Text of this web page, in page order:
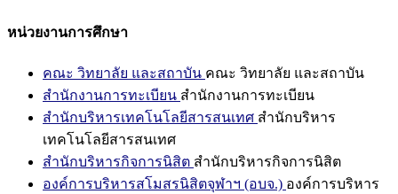
หน่วยงานการศึกษา
คณะ วิทยาลัย และสถาบัน คณะ วิทยาลัย และสถาบัน
สำนักงานการทะเบียน สำนักงานการทะเบียน
สำนักบริหารเทคโนโลยีสารสนเทศ สำนักบริหาร
เทคโนโลยีสารสนเทศ
สำนักบริหารกิจการนิสิต สำนักบริหารกิจการนิสิต
องค์การบริหารสโมสรนิสิตจุฬาฯ (อบจ.) องค์การบริหาร